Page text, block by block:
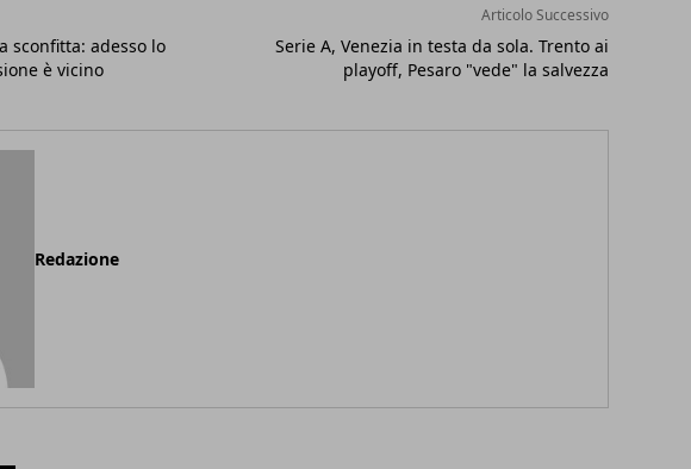
sconfitta: adesso lo
è vicino
Articolo Successivo
Serie A, Venezia in testa da sola. Trento ai
playoff, Pesaro "vede" la salvezza
Redazione